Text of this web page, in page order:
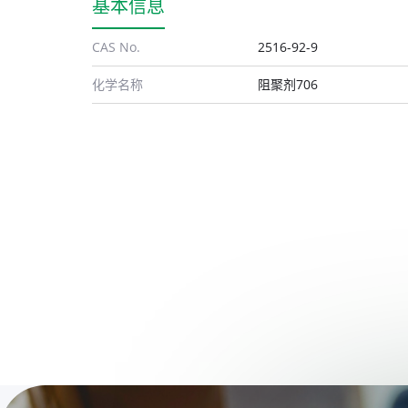
基本信息
CAS No. 2516-92-9
化学名称 阻聚剂706